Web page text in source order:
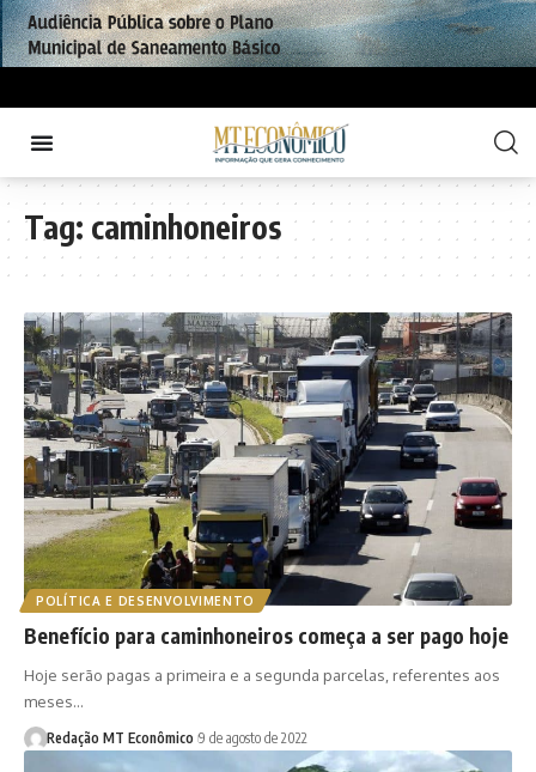
Tag: caminhoneiros
POLÍTICA E DESENVOLVIMENTO
Benefício para caminhoneiros começa a ser pago hoje
Hoje serão pagas a primeira e a segunda parcelas, referentes aos
meses…
Redação MT Econômico 9 de agosto de 2022